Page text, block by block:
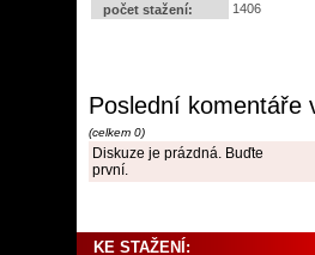
počet stažení:
1406
Poslední komentáře
(celkem 0)
Diskuze je prázdná. Buďte
první.
KE STAŽENÍ: